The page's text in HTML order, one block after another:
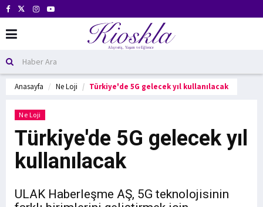
Anasayfa Ne Loji Türkiye'de 5G gelecek yıl kullanılacak
Ne Loji
Türkiye'de 5G gelecek yıl
kullanılacak
ULAK Haberleşme AŞ, 5G teknolojisinin